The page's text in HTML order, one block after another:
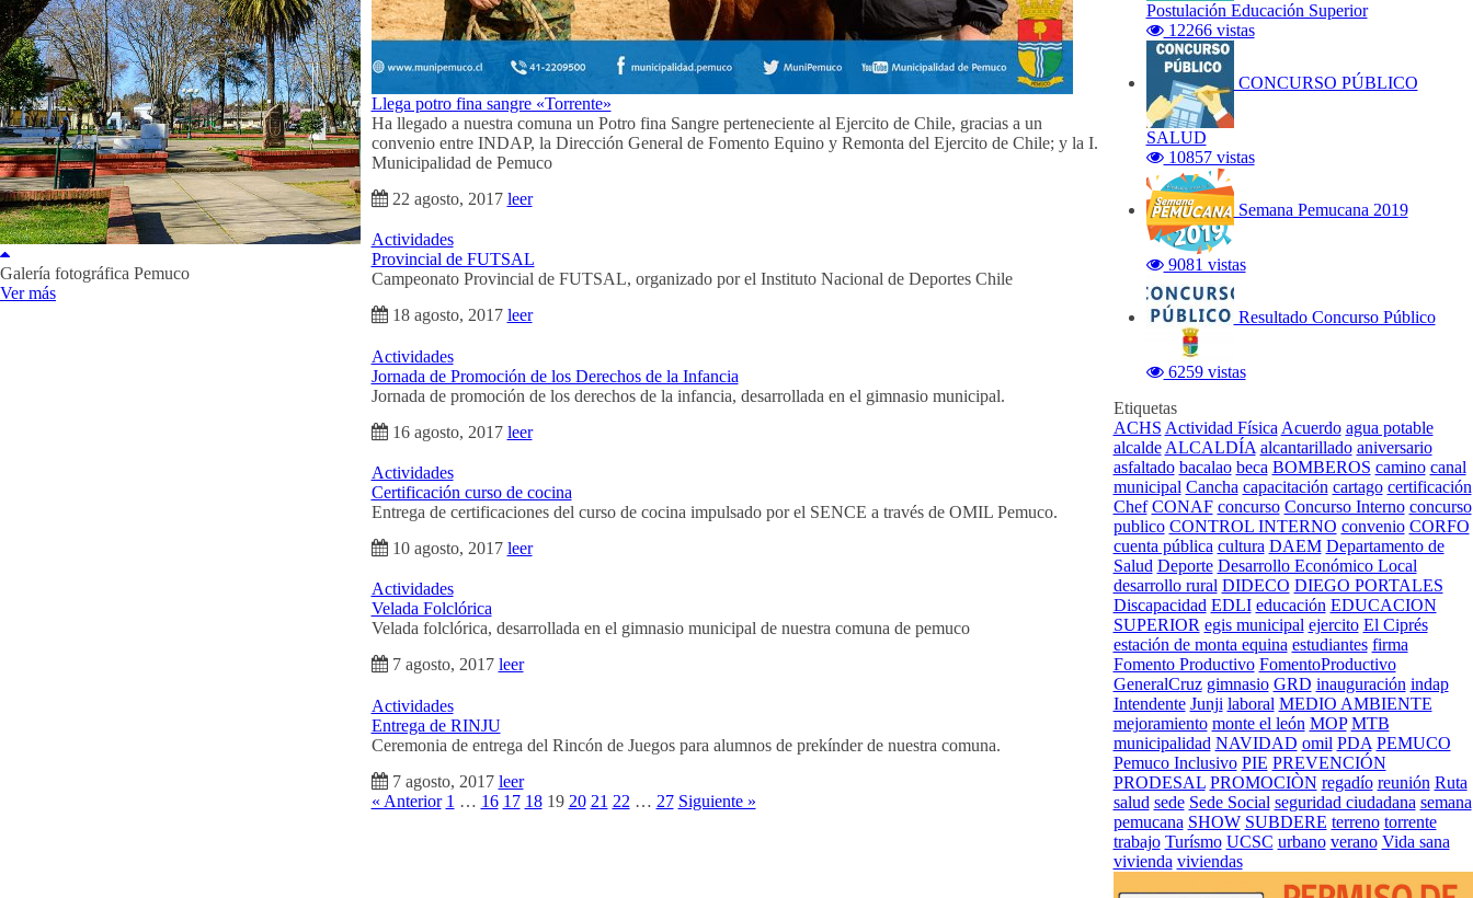
Galería fotográfica Pemuco
Ver más
Llega potro fina sangre «Torrente»
Ha llegado a nuestra comuna un Potro fina Sangre perteneciente al Ejercito de Chile, gracias a un
convenio entre INDAP, la Dirección General de Fomento Equino y Remonta del Ejercito de Chile; y la I.
Municipalidad de Pemuco
22 agosto, 2017 leer
Actividades
Provincial de FUTSAL
Campeonato Provincial de FUTSAL, organizado por el Instituto Nacional de Deportes Chile
18 agosto, 2017 leer
Actividades
Jornada de Promoción de los Derechos de la Infancia
Jornada de promoción de los derechos de la infancia, desarrollada en el gimnasio municipal.
16 agosto, 2017 leer
Actividades
Certificación curso de cocina
Entrega de certificaciones del curso de cocina impulsado por el SENCE a través de OMIL Pemuco.
10 agosto, 2017 leer
Actividades
Velada Folclórica
Velada folclórica, desarrollada en el gimnasio municipal de nuestra comuna de pemuco
7 agosto, 2017 leer
Actividades
Entrega de RINJU
Ceremonia de entrega del Rincón de Juegos para alumnos de prekínder de nuestra comuna.
7 agosto, 2017 leer
« Anterior 1 … 16 17 18 19 20 21 22 … 27 Siguiente »
Postulación Educación Superior
12266 vistas
CONCURSO PÚBLICO
SALUD
10857 vistas
Semana Pemucana 2019
9081 vistas
Resultado Concurso Público
6259 vistas
Etiquetas
ACHS Actividad Física Acuerdo agua potable
alcalde ALCALDÍA alcantarillado aniversario
asfaltado bacalao beca BOMBEROS camino canal
municipal Cancha capacitación cartago certificación
Chef CONAF concurso Concurso Interno concurso
publico CONTROL INTERNO convenio CORFO
cuenta pública cultura DAEM Departamento de
Salud Deporte Desarrollo Económico Local
desarrollo rural DIDECO DIEGO PORTALES
Discapacidad EDLI educación EDUCACION
SUPERIOR egis municipal ejercito El Ciprés
estación de monta equina estudiantes firma
Fomento Productivo FomentoProductivo
GeneralCruz gimnasio GRD inauguración indap
Intendente Junji laboral MEDIO AMBIENTE
mejoramiento monte el león MOP MTB
municipalidad NAVIDAD omil PDA PEMUCO
Pemuco Inclusivo PIE PREVENCIÓN
PRODESAL PROMOCIÒN regadío reunión Ruta
salud sede Sede Social seguridad ciudadana semana
pemucana SHOW SUBDERE terreno torrente
trabajo Turísmo UCSC urbano verano Vida sana
vivienda viviendas